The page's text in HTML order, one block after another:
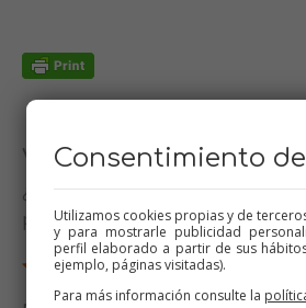
Valora esta receta
¿Te ha gustado esta receta?
piensas
Consentimiento
Utilizamos cookies propias y de
y para mostrarle publicidad
perfil elaborado a partir de sus
ejemplo, páginas visitadas).
Para más información consulte la